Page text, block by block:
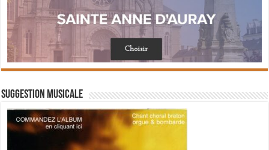
Suggestion musicale